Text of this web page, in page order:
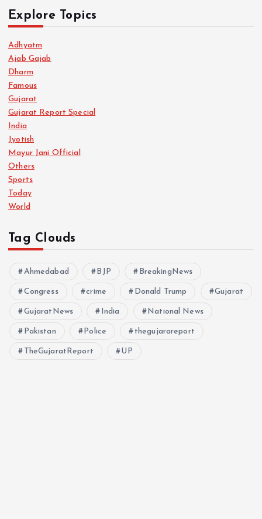
i
o
n
Explore Topics
Adhyatm
Ajab Gajab
Dharm
Famous
Gujarat
Gujarat Report Special
India
Jyotish
Mayur Jani Official
Others
Sports
Today
World
Tag Clouds
Ahmedabad BJP BreakingNews
Congress crime Donald Trump Gujarat
GujaratNews India National News
Pakistan Police thegujarareport
TheGujaratReport UP